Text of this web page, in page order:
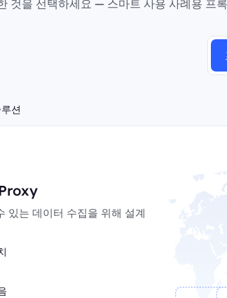
것을 선택하세요 — 스마트 사용 사례용 프
션
있는 데이터 수집을 위해 설계